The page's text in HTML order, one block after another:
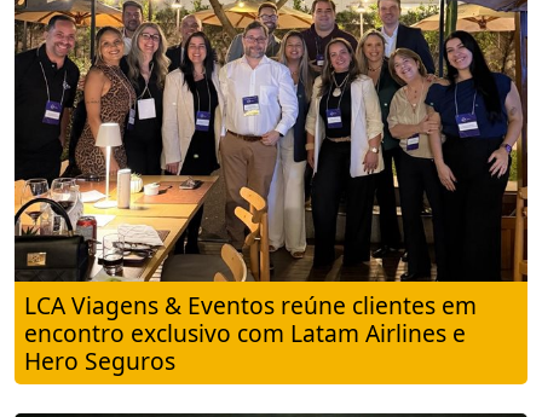
LCA Viagens & Eventos reúne clientes em
encontro exclusivo com Latam Airlines e
Hero Seguros